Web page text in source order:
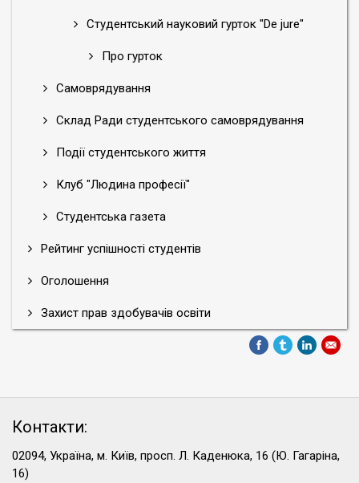
Студентський науковий гурток "De jure"
Про гурток
Самоврядування
Склад Ради студентського самоврядування
Події студентського життя
Клуб "Людина професії"
Студентська газета
Рейтинг успішності студентів
Оголошення
Захист прав здобувачів освіти
Контакти:
02094, Україна, м. Київ, просп. Л. Каденюка, 16 (Ю. Гагаріна,
16)